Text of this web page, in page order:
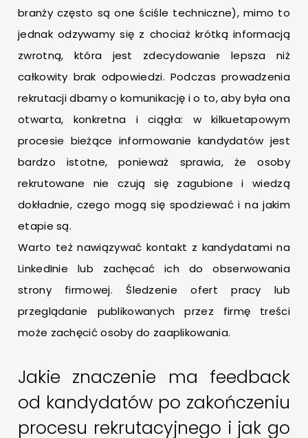
branży często są one ściśle techniczne), mimo to
jednak odzywamy się z chociaż krótką informacją
zwrotną, która jest zdecydowanie lepsza niż
całkowity brak odpowiedzi. Podczas prowadzenia
rekrutacji dbamy o komunikację i o to, aby była ona
otwarta, konkretna i ciągła: w kilkuetapowym
procesie bieżące informowanie kandydatów jest
bardzo istotne, ponieważ sprawia, że osoby
rekrutowane nie czują się zagubione i wiedzą
dokładnie, czego mogą się spodziewać i na jakim
etapie są.
Warto też nawiązywać kontakt z kandydatami na
LinkedInie lub zachęcać ich do obserwowania
strony firmowej. Śledzenie ofert pracy lub
przeglądanie publikowanych przez firmę treści
może zachęcić osoby do zaaplikowania.
Jakie znaczenie ma feedback
od kandydatów po zakończeniu
procesu rekrutacyjnego i jak go